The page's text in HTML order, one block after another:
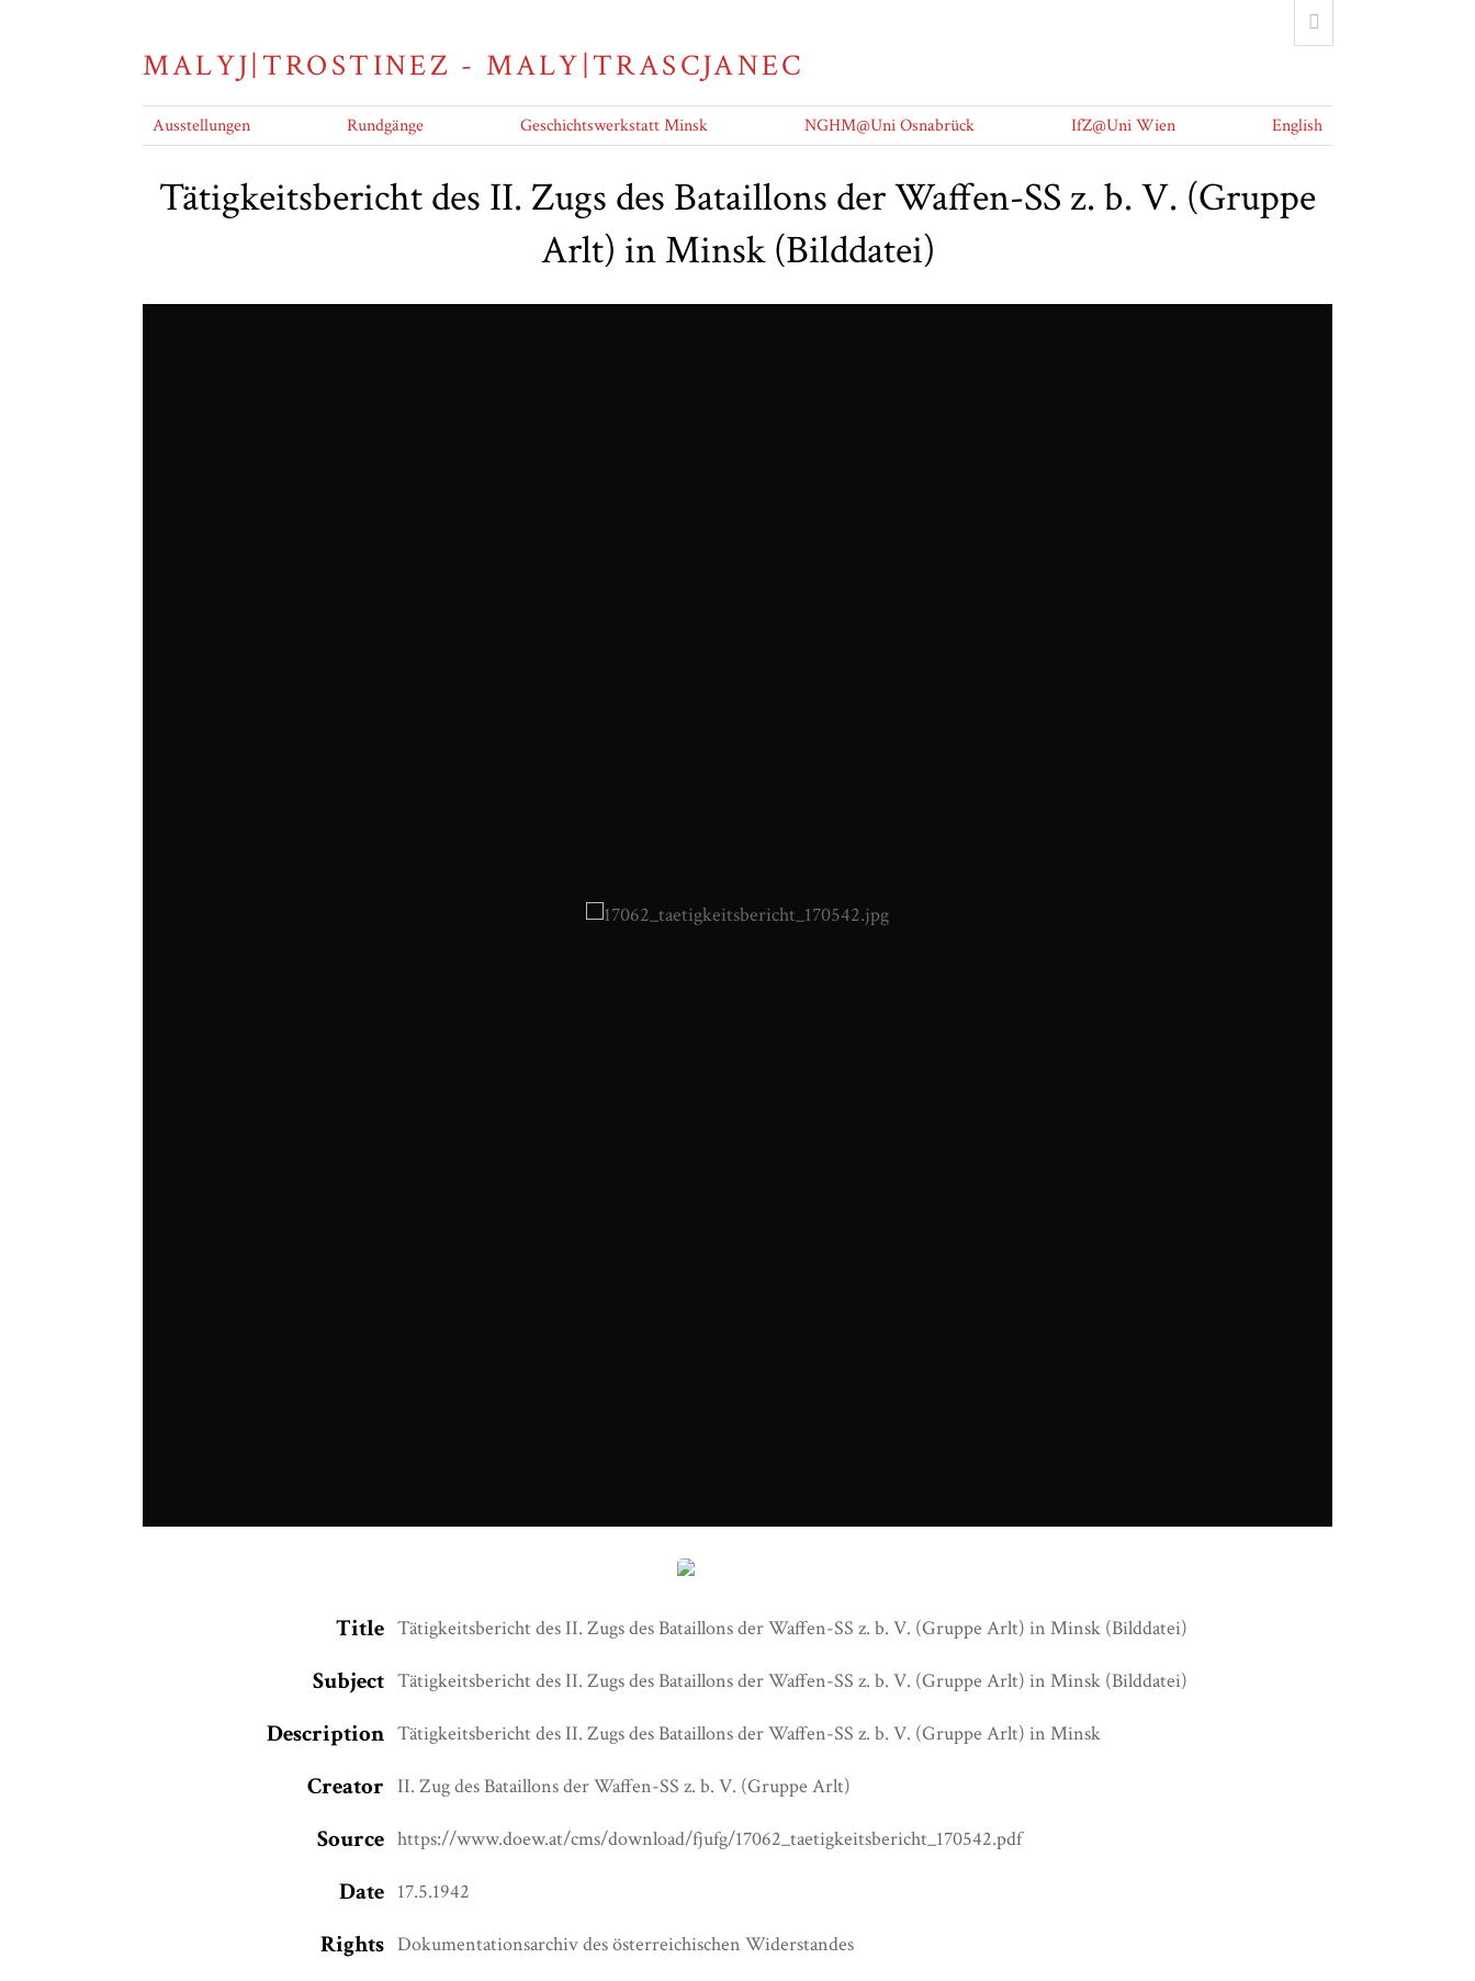
MALYJ|TROSTINEZ - MALY|TRASCJANEC
Ausstellungen Rundgänge Geschichtswerkstatt Minsk NGHM@Uni Osnabrück IfZ@Uni Wien English
Tätigkeitsbericht des II. Zugs des Bataillons der Waffen-SS z. b. V. (Gruppe
Arlt) in Minsk (Bilddatei)
Title Tätigkeitsbericht des II. Zugs des Bataillons der Waffen-SS z. b. V. (Gruppe Arlt) in Minsk (Bilddatei)
Subject Tätigkeitsbericht des II. Zugs des Bataillons der Waffen-SS z. b. V. (Gruppe Arlt) in Minsk (Bilddatei)
Description Tätigkeitsbericht des II. Zugs des Bataillons der Waffen-SS z. b. V. (Gruppe Arlt) in Minsk
Creator II. Zug des Bataillons der Waffen-SS z. b. V. (Gruppe Arlt)
Source https://www.doew.at/cms/download/fjufg/17062_taetigkeitsbericht_170542.pdf
Date 17.5.1942
Rights Dokumentationsarchiv des österreichischen Widerstandes